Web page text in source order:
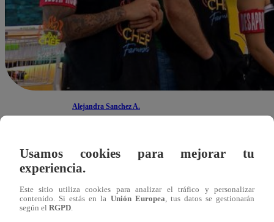
Alejandra Sanchez A.
Jely Reátegui regresó a la cocina de “El Gran Chef
La campeona de la primera promoción de “La
Usamos cookies para mejorar tu
experiencia.
Este sitio utiliza cookies para analizar el tráfico y personalizar
contenido. Si estás en la Unión Europea , tus datos se gestionarán
según el RGPD